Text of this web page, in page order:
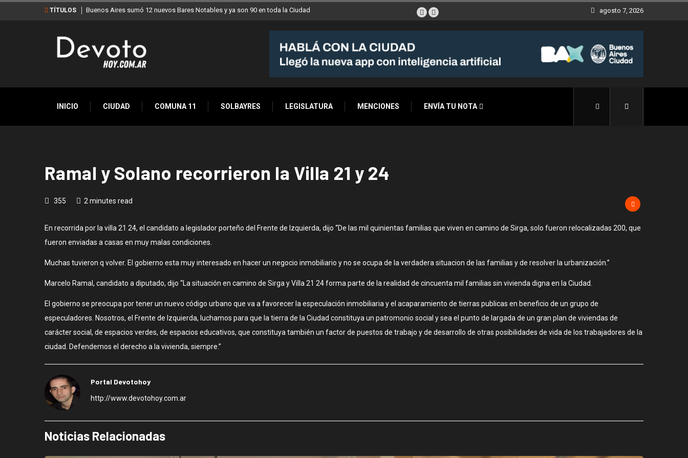
TÍTULOS Buenos Aires sumó 12 nuevos Bares Notables y ya son 90 en toda la Ciudad agosto 7, 2026
INICIO CIUDAD COMUNA 11 SOLBAYRES LEGISLATURA MENCIONES ENVÍA TU NOTA
Ramal y Solano recorrieron la Villa 21 y 24
355 2 minutes read
En recorrida por la villa 21 24, el candidato a legislador porteño del Frente de Izquierda, dijo “De las mil quinientas familias que viven en camino de Sirga, solo fueron relocalizadas 200, que
fueron enviadas a casas en muy malas condiciones.
Muchas tuvieron q volver. El gobierno esta muy interesado en hacer un negocio inmobiliario y no se ocupa de la verdadera situacion de las familias y de resolver la urbanización.”
Marcelo Ramal, candidato a diputado, dijo “La situación en camino de Sirga y Villa 21 24 forma parte de la realidad de cincuenta mil familias sin vivienda digna en la Ciudad.
El gobierno se preocupa por tener un nuevo código urbano que va a favorecer la especulación inmobiliaria y el acaparamiento de tierras publicas en beneficio de un grupo de
especuladores. Nosotros, el Frente de Izquierda, luchamos para que la tierra de la Ciudad constituya un patromonio social y sea el punto de largada de un gran plan de viviendas de
carácter social, de espacios verdes, de espacios educativos, que constituya también un factor de puestos de trabajo y de desarrollo de otras posibilidades de vida de los trabajadores de la
ciudad. Defendemos el derecho a la vivienda, siempre.”
Portal Devotohoy
http://www.devotohoy.com.ar
Noticias Relacionadas